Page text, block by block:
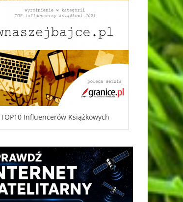
TOP10 Influencerów Książkowych